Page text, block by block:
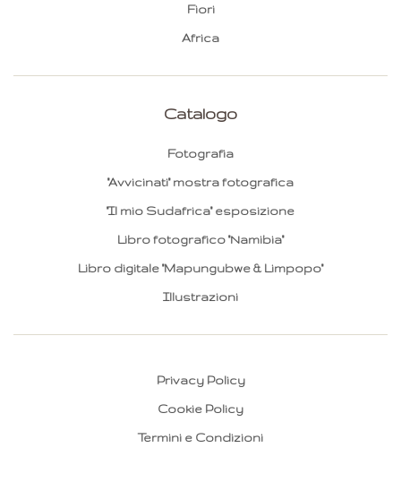
Fiori
Africa
Catalogo
Fotografia
"Avvicinati" mostra fotografica
"Il mio Sudafrica" esposizione
Libro fotografico "Namibia"
Libro digitale "Mapungubwe & Limpopo"
Illustrazioni
Privacy Policy
Cookie Policy
Termini e Condizioni